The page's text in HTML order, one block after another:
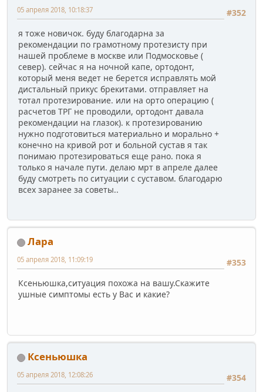
#352
05 апреля 2018, 10:18:37
я тоже новичок. буду благодарна за
рекомендации по грамотному протезисту при
нашей проблеме в москве или Подмосковье (
север). сейчас я на ночной капе, ортодонт,
который меня ведет не берется исправлять мой
дистальный прикус брекитами. отправляет на
тотал протезирование. или на орто операцию (
расчетов ТРГ не проводили, ортодонт давала
рекомендации на глазок). к протезированию
нужно подготовиться материально и морально +
конечно на кривой рот и больной сустав я так
понимаю протезироваться еще рано. пока я
только я начале пути. делаю мрт в апреле далее
буду смотреть по ситуации с суставом. благодарю
всех заранее за советы..
Лара
#353
05 апреля 2018, 11:09:19
Ксеньюшка,ситуация похожа на вашу.Скажите
ушные симптомы есть у Вас и какие?
Ксеньюшка
#354
05 апреля 2018, 12:08:26